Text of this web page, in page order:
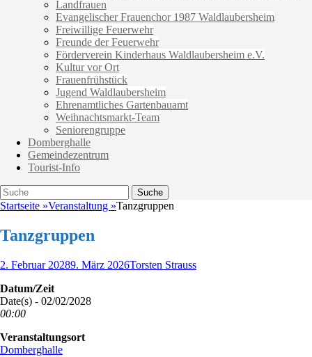
Landfrauen
Evangelischer Frauenchor 1987 Waldlaubersheim
Freiwillige Feuerwehr
Freunde der Feuerwehr
Förderverein Kinderhaus Waldlaubersheim e.V.
Kultur vor Ort
Frauenfrühstück
Jugend Waldlaubersheim
Ehrenamtliches Gartenbauamt
Weihnachtsmarkt-Team
Seniorengruppe
Domberghalle
Gemeindezentrum
Tourist-Info
Suche
Suche
nach:
Startseite »Veranstaltung »Tanzgruppen
Tanzgruppen
Veröffentlicht
2. Februar 20289. März 2026Autor
Torsten Strauss
Datum/Zeit
Date(s) - 02/02/2028
00:00
Veranstaltungsort
Domberghalle